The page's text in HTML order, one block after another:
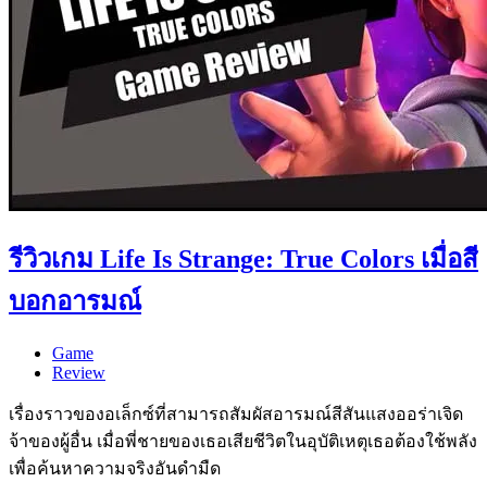
รีวิวเกม Life Is Strange: True Colors เมื่อสี
บอกอารมณ์
Game
Review
เรื่องราวของอเล็กซ์ที่สามารถสัมผัสอารมณ์สีสันแสงออร่าเจิด
จ้าของผู้อื่น เมื่อพี่ชายของเธอเสียชีวิตในอุบัติเหตุเธอต้องใช้พลัง
เพื่อค้นหาความจริงอันดำมืด